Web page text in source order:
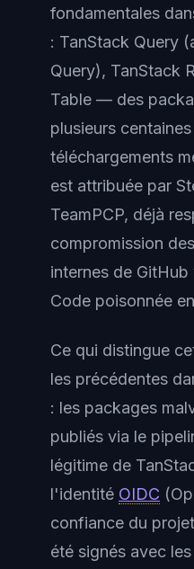
fondamentales
: TanStack Query
Query), TanStack
Table — des
plusieurs
téléchargements
est attribuée par
TeamPCP, déjà
compromission
internes de GitHub
Code poisonnée
Ce qui distingue
les précédentes
: les packages
publiés via le
légitime de
l'identité OIDC
confiance du
été signés avec